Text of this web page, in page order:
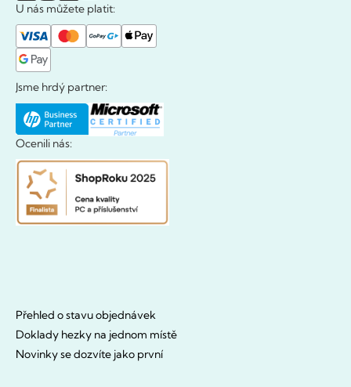
U nás můžete platit:
Jsme hrdý partner:
Ocenili nás:
Přehled o stavu objednávek
Doklady hezky na jednom místě
Novinky se dozvíte jako první